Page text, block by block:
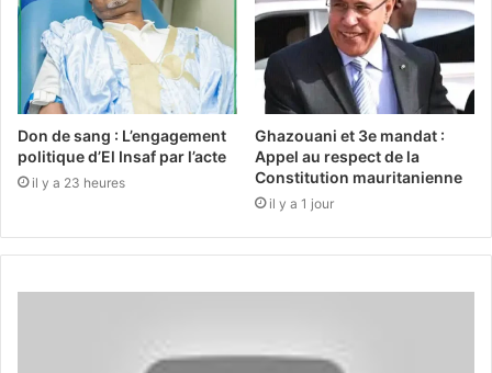
Don de sang : L’engagement
politique d’El Insaf par l’acte
il y a 23 heures
Ghazouani et 3e mandat :
Appel au respect de la
Constitution mauritanienne
il y a 1 jour